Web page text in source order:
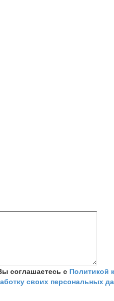
соглашаетесь с Политикой
своих персональных